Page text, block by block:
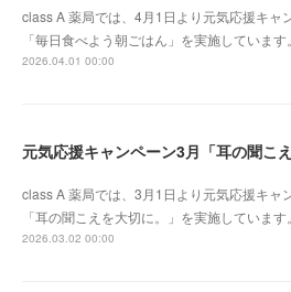
class A 薬局では、4月1日より元気応援キャ
「毎日食べよう朝ごはん」を実施しています
2026.04.01 00:00
class A 薬局では、3月1日より元気応援キャ
「耳の聞こえを大切に。」を実施しています
2026.03.02 00:00